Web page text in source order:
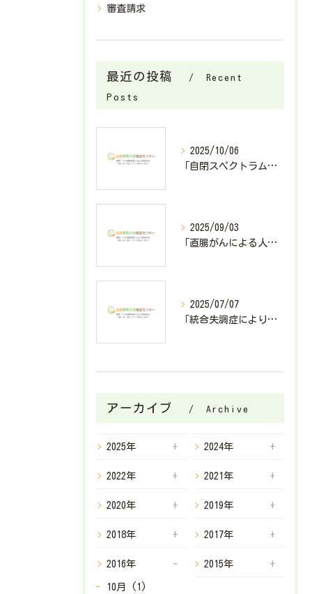
審査請求
最近の投稿
Recent
Posts
2025/10/06
「自閉スペクトラム症で障害基礎年金2級が決定したケース」
2025/09/03
「直腸がんによる人工肛門造設で障害厚生年金3級が決定したケース」
2025/07/07
「統合失調症により障害基礎年金2級が決定したケース」
アーカイブ Archive
2025年 2024年
2022年 2021年
2020年 2019年
2018年 2017年
2016年
10月 (1)
2015年